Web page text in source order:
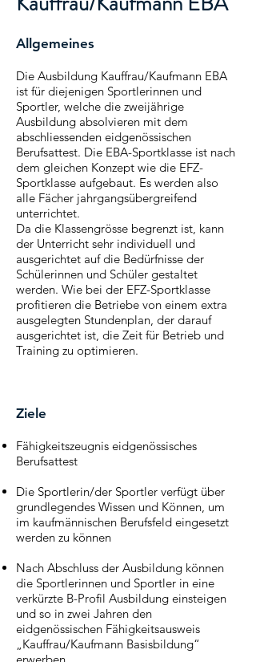
Allgemeines
Die Ausbildung Kauffrau/Kaufmann EBA
ist für diejenigen Sportlerinnen und
Sportler, welche die zweijährige
Ausbildung absolvieren mit dem
abschliessenden eidgenössischen
Berufsattest. Die EBA-Sportklasse ist nach
dem gleichen Konzept wie die EFZ-
Sportklasse aufgebaut. Es werden also
alle Fächer jahrgangsübergreifend
unterrichtet.
Da die Klassengrösse begrenzt ist, kann
der Unterricht sehr individuell und
ausgerichtet auf die Bedürfnisse der
Schülerinnen und Schüler gestaltet
werden. Wie bei der EFZ-Sportklasse
profitieren die Betriebe von einem extra
ausgelegten Stundenplan, der darauf
ausgerichtet ist, die Zeit für Betrieb und
Training zu optimieren.
Ziele
Fähigkeitszeugnis eidgenössisches
Berufsattest
Die Sportlerin/der Sportler verfügt über
grundlegendes Wissen und Können, um
im kaufmännischen Berufsfeld eingesetzt
werden zu können
Nach Abschluss der Ausbildung können
die Sportlerinnen und Sportler in eine
verkürzte B-Profil Ausbildung einsteigen
und so in zwei Jahren den
eidgenössischen Fähigkeitsausweis
„Kauffrau/Kaufmann Basisbildung“